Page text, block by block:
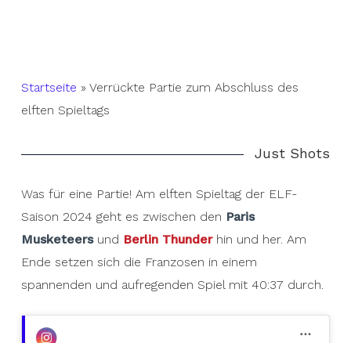
Startseite » Verrückte Partie zum Abschluss des
elften Spieltags
Just Shots
Was für eine Partie! Am elften Spieltag der ELF-
Saison 2024 geht es zwischen den Paris
Musketeersund Berlin Thunderhin und her. Am
Ende setzen sich die Franzosen in einem
spannenden und aufregenden Spiel mit 40:37 durch.